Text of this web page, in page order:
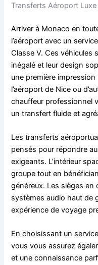
Transferts Aéroport
Arriver à Monaco en
l’aéroport avec un
Classe V. Ces véhicules
inégalé et leur design
une première
l’aéroport de Nice ou
chauffeur professionnel
un transfert fluide et
Les transferts
pensés pour répondre
exigeants. L’intérieur
groupe tout en
généreux. Les sièges en
systèmes audio haut de
expérience de voyage
En choisissant un
vous vous assurez
et une connaissance